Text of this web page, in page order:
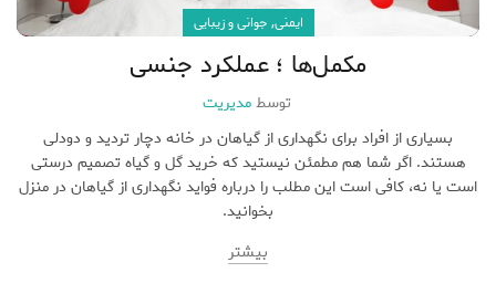
ایمنی,جوانی و زیبایی
مکمل‌ها ؛ عملکرد جنسی
توسطمدیریت
بسیاری از افراد برای نگهداری از گیاهان در خانه دچار تردید و دودلی
هستند. اگر شما هم مطمئن نیستید که خرید گل و گیاه تصمیم درستی
است یا نه، کافی است این مطلب را درباره فواید نگهداری از گیاهان در منزل
بخوانید.
بیشتر